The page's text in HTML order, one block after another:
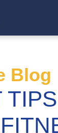
Blog